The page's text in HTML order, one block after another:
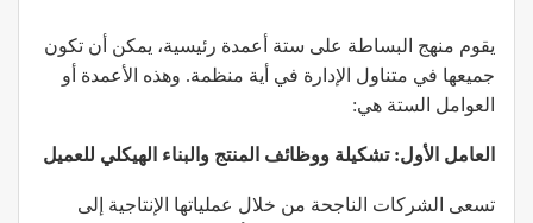
يقوم منهج البساطة على ستة أعمدة رئيسية، يمكن أن تكون
جميعها في متناول الإدارة في أية منظمة. وهذه الأعمدة أو
العوامل الستة هي:
العامل الأول: تشكيلة ووظائف المنتج والبناء الهيكلي للعميل
تسعى الشركات الناجحة من خلال عملياتها الإنتاجية إلى